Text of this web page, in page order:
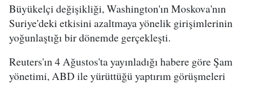
Büyükelçi değişikliği, Washington'ın Moskova'nın
Suriye'deki etkisini azaltmaya yönelik girişimlerinin
yoğunlaştığı bir dönemde gerçekleşti.
Reuters'ın 4 Ağustos'ta yayınladığı habere göre Şam
yönetimi, ABD ile yürüttüğü yaptırım görüşmeleri